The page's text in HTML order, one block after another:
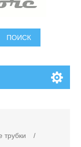
ПОИСК
трубки
/